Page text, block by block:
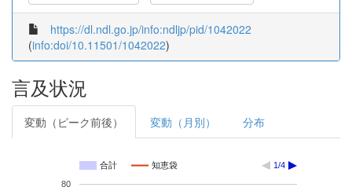
https://dl.ndl.go.jp/info:ndljp/pid/1042022
(info:doi/10.11501/1042022)
言及状況
変動（ピーク前後） 変動（月別） 分布
合計 知恵袋 1/4
80